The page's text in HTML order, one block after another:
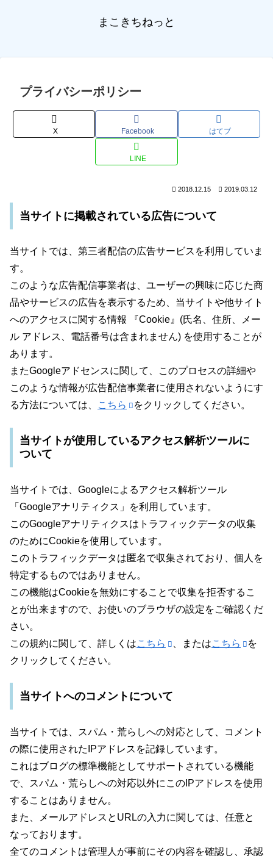
まこきちねっと
プライバシーポリシー
X Facebook はてブ
LINE
2018.12.15 2019.03.12
当サイトに掲載されている広告について
当サイトでは、第三者配信の広告サービスを利用していま
す。
このような広告配信事業者は、ユーザーの興味に応じた商
品やサービスの広告を表示するため、当サイトや他サイト
へのアクセスに関する情報 『Cookie』(氏名、住所、メー
ル アドレス、電話番号は含まれません) を使用することが
あります。
またGoogleアドセンスに関して、このプロセスの詳細や
このような情報が広告配信事業者に使用されないようにす
る方法については、
こちら をクリックしてください。
当サイトが使用しているアクセス解析ツールに
ついて
当サイトでは、Googleによるアクセス解析ツール
「Googleアナリティクス」を利用しています。
このGoogleアナリティクスはトラフィックデータの収集
のためにCookieを使用しています。
このトラフィックデータは匿名で収集されており、個人を
特定するものではありません。
この機能はCookieを無効にすることで収集を拒否するこ
とが出来ますので、お使いのブラウザの設定をご確認くだ
さい。
この規約に関して、詳しくはこちら 、またはこちら
を
クリックしてください。
当サイトへのコメントについて
当サイトでは、スパム・荒らしへの対応として、コメント
の際に使用されたIPアドレスを記録しています。
これはブログの標準機能としてサポートされている機能
で、スパム・荒らしへの対応以外にこのIPアドレスを使用
することはありません。
また、メールアドレスとURLの入力に関しては、任意と
なっております。
全てのコメントは管理人が事前にその内容を確認し、承認